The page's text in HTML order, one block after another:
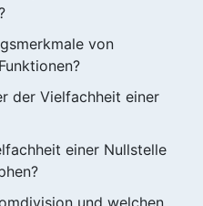
von
der Vielfachheit einer
einer Nullstelle
und welchen